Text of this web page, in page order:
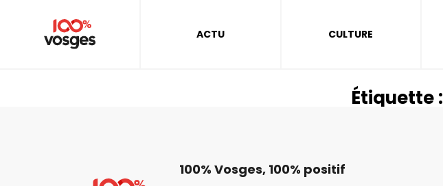
ACTU CULTURE
Étiquette :
100% Vosges, 100% positif